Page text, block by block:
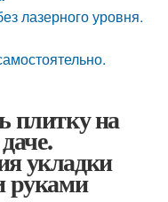
лазерного уровня.
плитку на
укладки
руками